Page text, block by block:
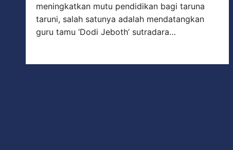
meningkatkan mutu pendidikan bagi taruna
taruni, salah satunya adalah mendatangkan
guru tamu ‘Dodi Jeboth’ sutradara…